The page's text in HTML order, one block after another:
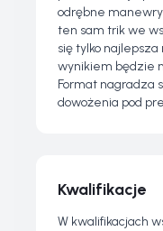
odrębne
ten sam trik we
się tylko
wynikiem będzie
Format nagradza
dowożenia pod
Kwalifikacje
W kwalifikacjach